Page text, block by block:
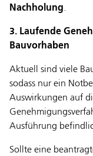
Nachholung.
3. Laufende
Bauvorhaben
Aktuell sind viele
sodass nur ein
Auswirkungen auf
Ausführung
Sollte eine